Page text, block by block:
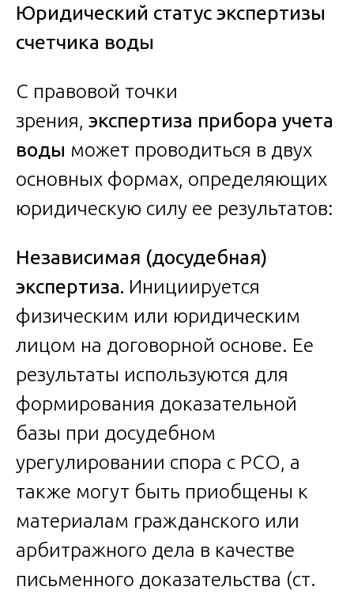
Юридический статус экспертизы
счетчика воды
С правовой точки
зрения, экспертиза прибора учета
воды может проводиться в двух
основных формах, определяющих
юридическую силу ее результатов:
Независимая (досудебная)
экспертиза. Инициируется
физическим или юридическим
лицом на договорной основе. Ее
результаты используются для
формирования доказательной
базы при досудебном
урегулировании спора с РСО, а
также могут быть приобщены к
материалам гражданского или
арбитражного дела в качестве
письменного доказательства (ст.